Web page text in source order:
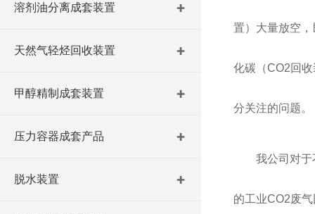
溶剂油分离成套装置
天然气轻烃回收装置
甲醇精制成套装置
压力容器成套产品
脱水装置
置）大量放空
化碳（CO2回
分关注的问题。
我公司对
的工业CO2废